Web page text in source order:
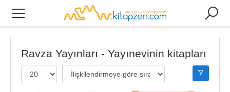
Ravza Yayınları - Yayınevinin kitapları